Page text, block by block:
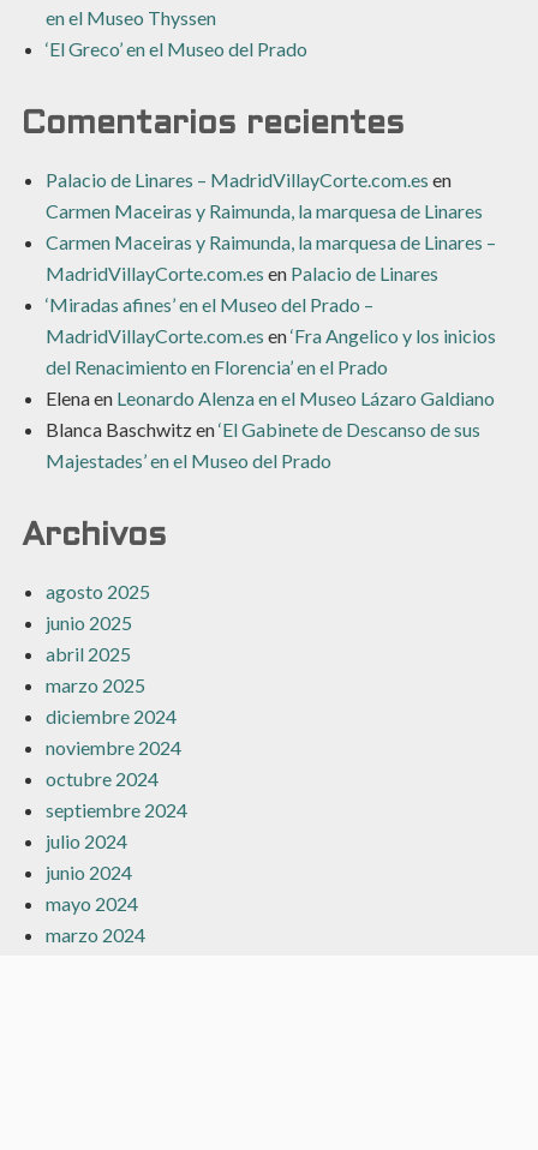
en el Museo Thyssen
‘El Greco’ en el Museo del Prado
Comentarios recientes
Palacio de Linares – MadridVillayCorte.com.es en
Carmen Maceiras y Raimunda, la marquesa de Linares
Carmen Maceiras y Raimunda, la marquesa de Linares –
MadridVillayCorte.com.es en Palacio de Linares
‘Miradas afines’ en el Museo del Prado –
MadridVillayCorte.com.es en‘Fra Angelico y los inicios
del Renacimiento en Florencia’ en el Prado
Elenaen Leonardo Alenza en el Museo Lázaro Galdiano
Blanca Baschwitzen‘El Gabinete de Descanso de sus
Majestades’ en el Museo del Prado
Archivos
agosto 2025
junio 2025
abril 2025
marzo 2025
diciembre 2024
noviembre 2024
octubre 2024
septiembre 2024
julio 2024
junio 2024
mayo 2024
marzo 2024